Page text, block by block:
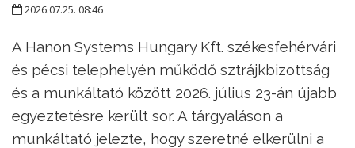
2026.07.25. 08:46
A Hanon Systems Hungary Kft. székesfehérvári
és pécsi telephelyén működő sztrájkbizottság
és a munkáltató között 2026. július 23-án újabb
egyeztetésre került sor. A tárgyaláson a
munkáltató jelezte, hogy szeretné elkerülni a